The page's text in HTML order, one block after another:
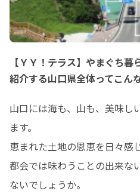
【ＹＹ！テラス】やまぐち
紹介する山口県全体ってこん
山口には海も、山も、美味し
ます。
恵まれた土地の恩恵を日々感
都会では味わうことの出来な
ないでしょうか。